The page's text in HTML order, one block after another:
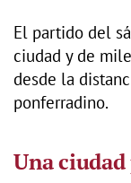
El partido del
ciudad y de
desde la
ponferradino.
Una